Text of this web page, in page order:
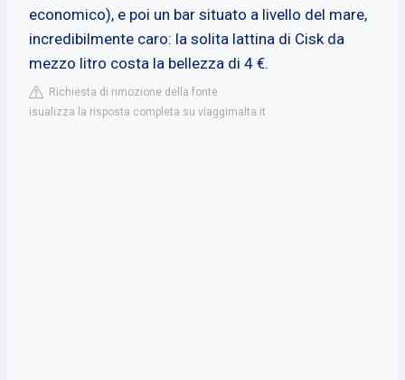
economico), e poi un bar situato a livello del mare,
incredibilmente caro: la solita lattina di Cisk da
mezzo litro costa la bellezza di 4 €.
Richiesta di rimozione della fonte
isualizza la risposta completa su viaggimalta.it